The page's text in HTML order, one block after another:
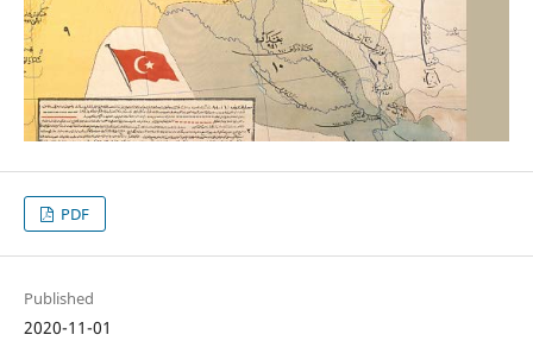
PDF
Published
2020-11-01